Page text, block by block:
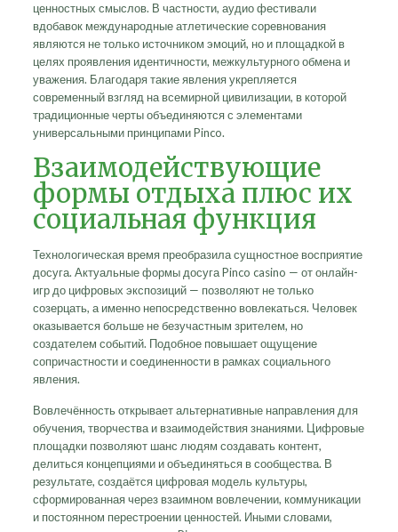
ценностных смыслов. В частности, аудио фестивали
вдобавок международные атлетические соревнования
являются не только источником эмоций, но и площадкой в
целях проявления идентичности, межкультурного обмена и
уважения. Благодаря такие явления укрепляется
современный взгляд на всемирной цивилизации, в которой
традиционные черты объединяются с элементами
универсальными принципами Pinco.
Взаимодействующие
формы отдыха плюс их
социальная функция
Технологическая время преобразила сущностное восприятие
досуга. Актуальные формы досуга Pinco casino — от онлайн-
игр до цифровых экспозиций — позволяют не только
созерцать, а именно непосредственно вовлекаться. Человек
оказывается больше не безучастным зрителем, но
создателем событий. Подобное повышает ощущение
сопричастности и соединенности в рамках социального
явления.
Вовлечённость открывает альтернативные направления для
обучения, творчества и взаимодействия знаниями. Цифровые
площадки позволяют шанс людям создавать контент,
делиться концепциями и объединяться в сообщества. В
результате, создаётся цифровая модель культуры,
сформированная через взаимном вовлечении, коммуникации
и постоянном перестроении ценностей. Иными словами,